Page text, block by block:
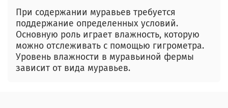
При содержании муравьев требуется
поддержание определенных условий.
Основную роль играет влажность, которую
можно отслеживать с помощью гигрометра.
Уровень влажности в муравьиной фермы
зависит от вида муравьев.